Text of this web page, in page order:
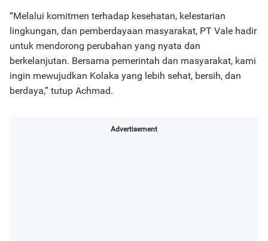
“Melalui komitmen terhadap kesehatan, kelestarian
lingkungan, dan pemberdayaan masyarakat, PT Vale hadir
untuk mendorong perubahan yang nyata dan
berkelanjutan. Bersama pemerintah dan masyarakat, kami
ingin mewujudkan Kolaka yang lebih sehat, bersih, dan
berdaya,” tutup Achmad.
Advertisement